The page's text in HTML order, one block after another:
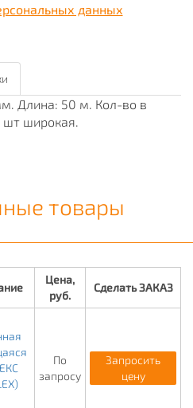
данных
Длина: 50 м. Кол-во в
шт широкая.
товары
Цена,
руб.
Сделать ЗАКАЗ
По
запросу
Запросить
цену